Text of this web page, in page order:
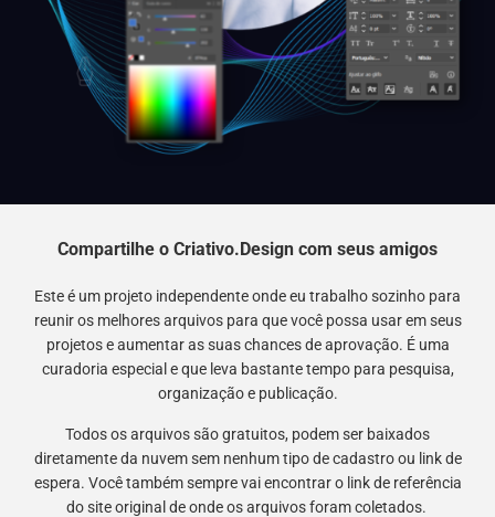
Compartilhe o Criativo.Design com seus amigos
Este é um projeto independente onde eu trabalho sozinho para
reunir os melhores arquivos para que você possa usar em seus
projetos e aumentar as suas chances de aprovação. É uma
curadoria especial e que leva bastante tempo para pesquisa,
organização e publicação.
Todos os arquivos são gratuitos, podem ser baixados
diretamente da nuvem sem nenhum tipo de cadastro ou link de
espera. Você também sempre vai encontrar o link de referência
do site original de onde os arquivos foram coletados.